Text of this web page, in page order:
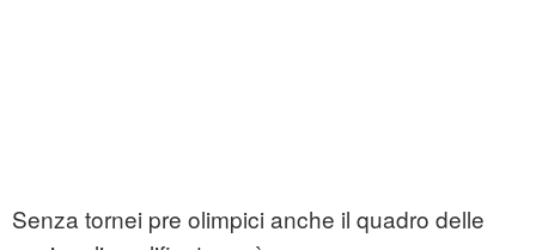
Senza tornei pre olimpici anche il quadro delle